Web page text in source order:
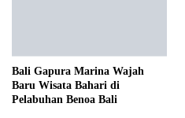
Bali Gapura Marina Wajah
Baru Wisata Bahari di
Pelabuhan Benoa Bali